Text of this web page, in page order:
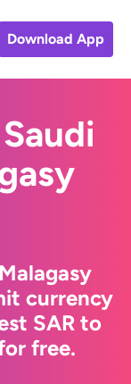
Download App
currency
SAR to
free.